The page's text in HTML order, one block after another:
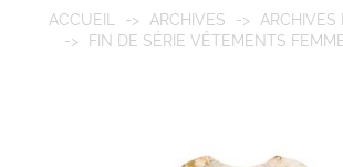
ACCUEIL ARCHIVES
ARCHIVES
FIN DE SÉRIE VÊTEMENTS